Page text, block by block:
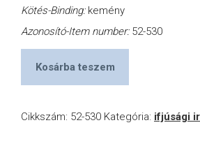
Kötés-Binding: kemény
Azonosító-Item number: 52-530
Kosárba teszem
Cikkszám: 52-530 Kategória: ifjúsági